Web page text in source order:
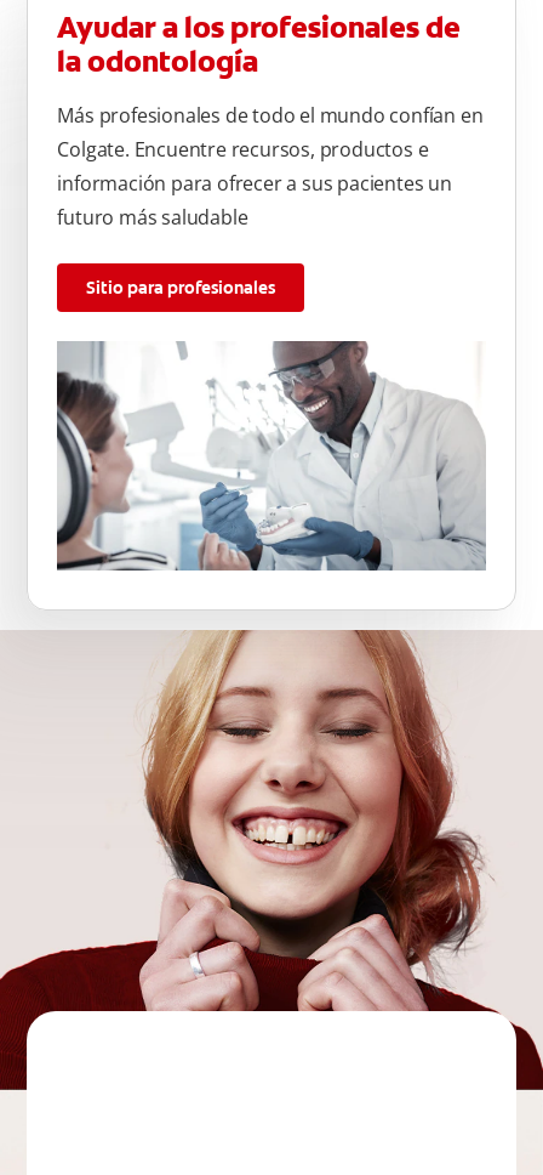
Ayudar a los profesionales de
la odontología
Más profesionales de todo el mundo confían en
Colgate. Encuentre recursos, productos e
información para ofrecer a sus pacientes un
futuro más saludable
Sitio para profesionales